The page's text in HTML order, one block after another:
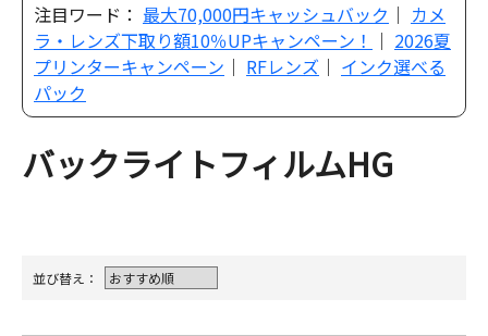
注目ワード： 最大70,000円キャッシュバック ｜ カメ
ラ・レンズ下取り額10％UPキャンペーン！
｜ 2026夏
プリンターキャンペーン ｜ RFレンズ ｜ インク選べる
パック
バックライトフィルムHG
並び替え：